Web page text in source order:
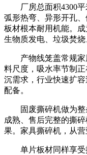
厂房总面积4300平米
弧形热弯、异形开孔
板材根本耐用机能。
生物质发电、垃圾焚
产物线笼盖常规家用
料尺度，吸水率节制
沉需求，行业快速扩
配备。
固废撕碎机做为整条
成熟、售后完整的撕
果。家具撕碎机，从
单片板材同样享受批